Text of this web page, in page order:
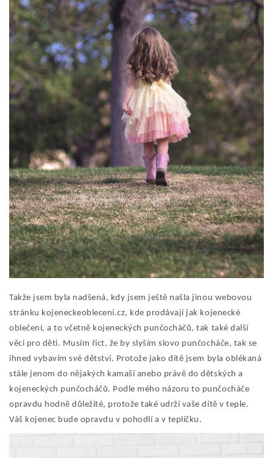
Takže jsem byla nadšená, kdy jsem ještě našla jinou webovou
stránku kojeneckeobleceni.cz, kde prodávají jak kojenecké
oblečení, a to včetně kojeneckých punčocháčů, tak také další
věci pro děti. Musím říct, že by slyším slovo punčocháče, tak se
ihned vybavím své dětství. Protože jako dítě jsem byla oblékaná
stále jenom do nějakých kamaší anebo právě do dětských a
kojeneckých punčocháčů. Podle mého názoru to punčocháče
opravdu hodně důležité, protože také udrží vaše dítě v teple.
Váš kojenec bude opravdu v pohodlí a v teplíčku.